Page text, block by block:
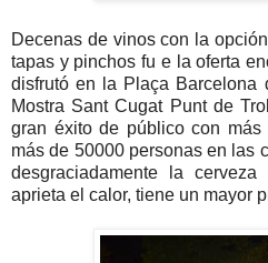
Decenas de vinos con la
tapas y pinchos fu e la oferta
disfrutó en la Plaça Barcelona
Mostra Sant Cugat Punt de
gran éxito de público con más
más de 50000 personas en las
desgraciadamente la
aprieta el calor, tiene un mayor